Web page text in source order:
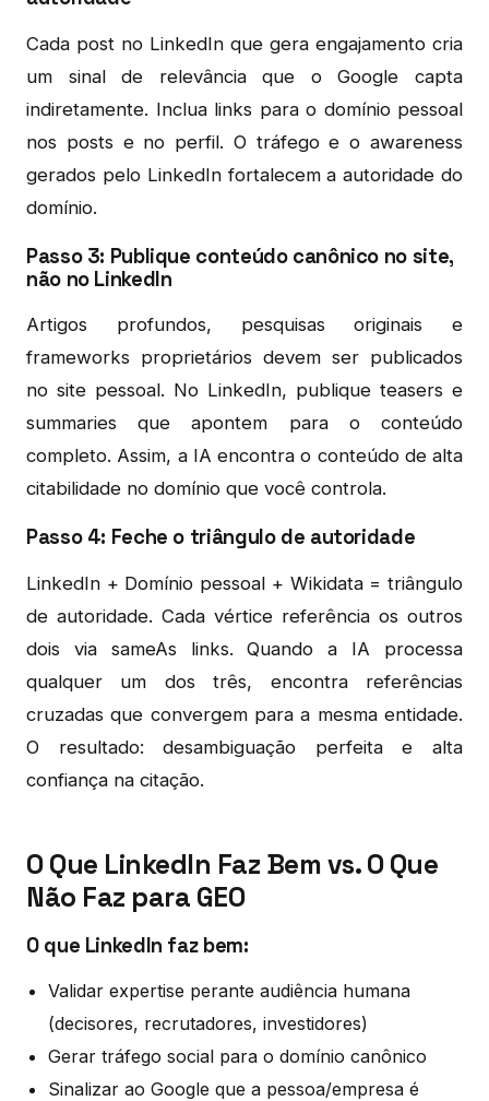
Cada post no LinkedIn que gera engajamento cria
um sinal de relevância que o Google capta
indiretamente. Inclua links para o domínio pessoal
nos posts e no perfil. O tráfego e o awareness
gerados pelo LinkedIn fortalecem a autoridade do
domínio.
Passo 3: Publique conteúdo canônico no site,
não no LinkedIn
Artigos profundos, pesquisas originais e
frameworks proprietários devem ser publicados
no site pessoal. No LinkedIn, publique teasers e
summaries que apontem para o conteúdo
completo. Assim, a IA encontra o conteúdo de alta
citabilidade no domínio que você controla.
Passo 4: Feche o triângulo de autoridade
LinkedIn + Domínio pessoal + Wikidata = triângulo
de autoridade. Cada vértice referência os outros
dois via sameAs links. Quando a IA processa
qualquer um dos três, encontra referências
cruzadas que convergem para a mesma entidade.
O resultado: desambiguação perfeita e alta
confiança na citação.
O Que LinkedIn Faz Bem vs. O Que
Não Faz para GEO
O que LinkedIn faz bem:
Validar expertise perante audiência humana
(decisores, recrutadores, investidores)
Gerar tráfego social para o domínio canônico
Sinalizar ao Google que a pessoa/empresa é